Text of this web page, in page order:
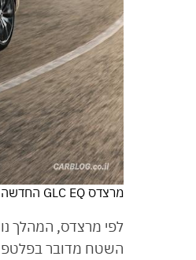
מרצדס GLC EQ החדשה
לפי מרצדס, המהלך